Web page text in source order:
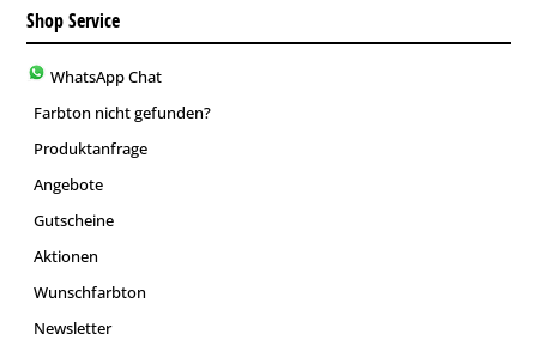
Shop Service
WhatsApp Chat
Farbton nicht gefunden?
Produktanfrage
Angebote
Gutscheine
Aktionen
Wunschfarbton
Newsletter